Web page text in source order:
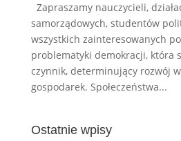
Zapraszamy nauczycieli,
samorządowych, studentów
wszystkich zainteresowanych
problematyki demokracji, która
czynnik, determinujący rozwój
gospodarek. Społeczeństwa...
Ostatnie wpisy